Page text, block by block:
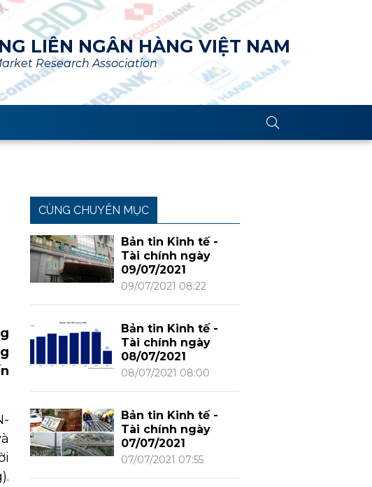
LIÊN NGÂN HÀNG VIỆT NAM
Research Association
CÙNG CHUYÊN MỤC
Bản tin Kinh tế -
Tài chính ngày
09/07/2021
09/07/2021 08:22
Bản tin Kinh tế -
Tài chính ngày
08/07/2021
08/07/2021 08:00
Bản tin Kinh tế -
Tài chính ngày
07/07/2021
07/07/2021 07:55